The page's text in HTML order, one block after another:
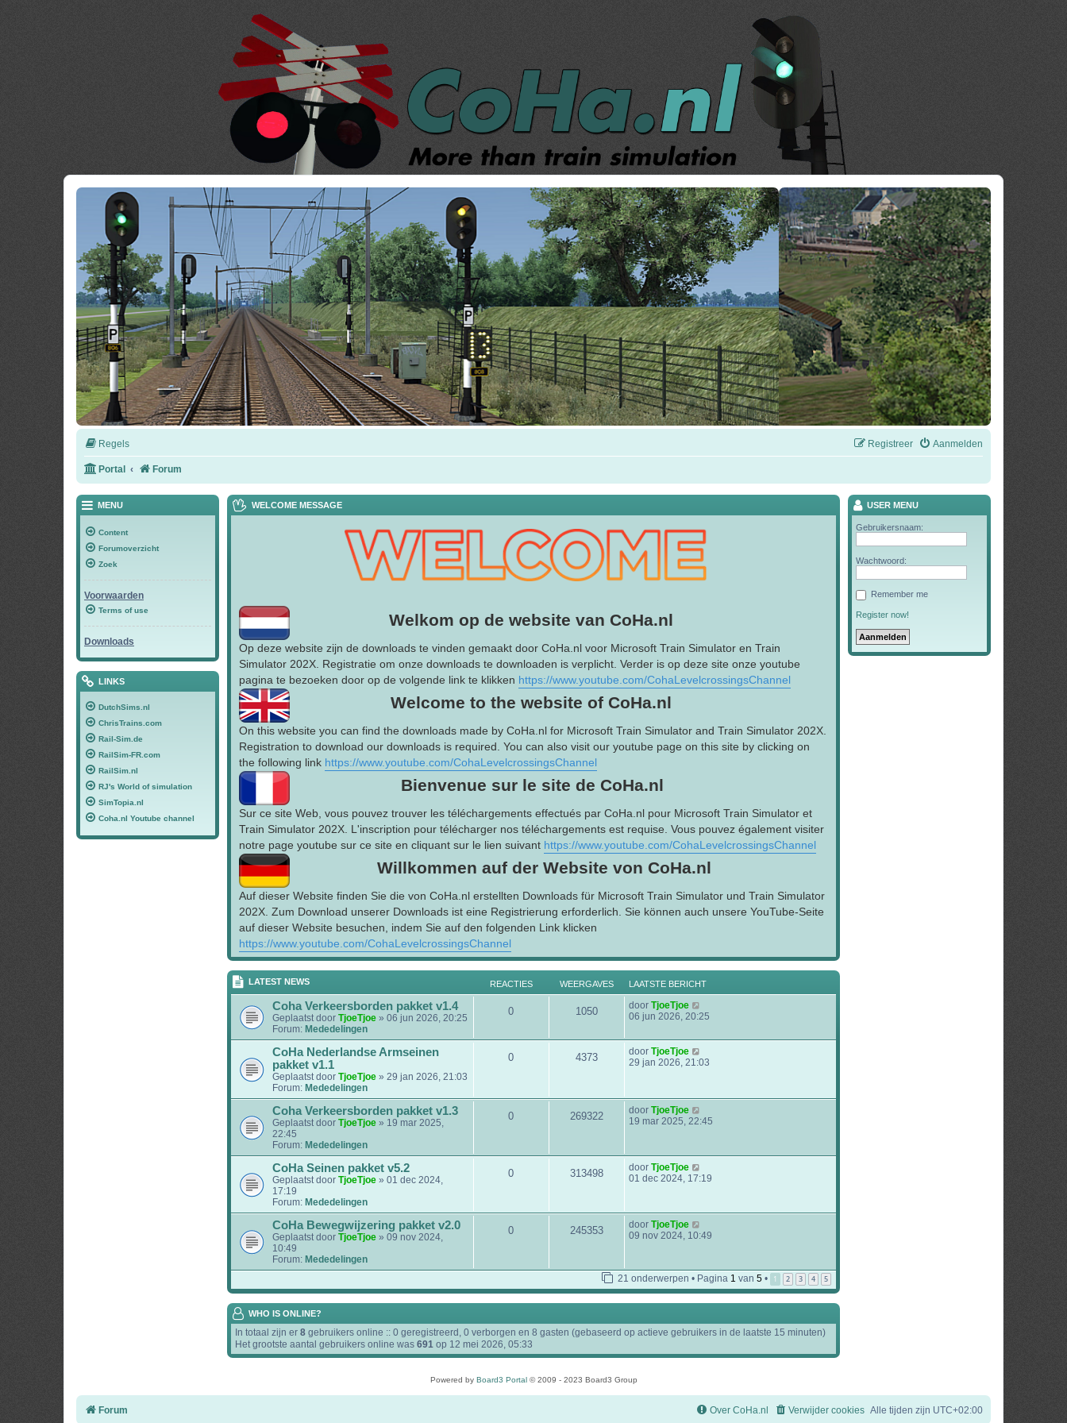
Regels Aanmelden
Registreer
Portal Forum
WELCOME MESSAGE
Welkom op de website van CoHa.nl
Op deze website zijn de downloads te vinden gemaakt door CoHa.nl voor Microsoft Train Simulator en Train
Simulator 202X. Registratie om onze downloads te downloaden is verplicht. Verder is op deze site onze youtube
pagina te bezoeken door op de volgende link te klikken https://www.youtube.com/CohaLevelcrossingsChannel
Welcome to the website of CoHa.nl
On this website you can find the downloads made by CoHa.nl for Microsoft Train Simulator and Train Simulator 202X.
Registration to download our downloads is required. You can also visit our youtube page on this site by clicking on
the following link https://www.youtube.com/CohaLevelcrossingsChannel
Bienvenue sur le site de CoHa.nl
Sur ce site Web, vous pouvez trouver les téléchargements effectués par CoHa.nl pour Microsoft Train Simulator et
Train Simulator 202X. L'inscription pour télécharger nos téléchargements est requise. Vous pouvez également visiter
notre page youtube sur ce site en cliquant sur le lien suivant https://www.youtube.com/CohaLevelcrossingsChannel
Willkommen auf der Website von CoHa.nl
Auf dieser Website finden Sie die von CoHa.nl erstellten Downloads für Microsoft Train Simulator und Train Simulator
202X. Zum Download unserer Downloads ist eine Registrierung erforderlich. Sie können auch unsere YouTube-Seite
auf dieser Website besuchen, indem Sie auf den folgenden Link klicken
https://www.youtube.com/CohaLevelcrossingsChannel
LATEST NEWS REACTIES WEERGAVES LAATSTE BERICHT
Coha Verkeersborden pakket v1.4
Geplaatst door TjoeTjoe » 06 jun 2026, 20:25
Forum: Mededelingen
0 1050 door TjoeTjoe
e
i
k
s
t
e
i
t
06 jun 2026, 20:25
CoHa Nederlandse Armseinen
pakket v1.1
Geplaatst door TjoeTjoe » 29 jan 2026, 21:03
Forum: Mededelingen
0 4373 door TjoeTjoe
e
l
t
e
r
c
29 jan 2026, 21:03
Coha Verkeersborden pakket v1.3
Geplaatst door TjoeTjoe » 19 mar 2025,
22:45
Forum: Mededelingen
0 269322 door TjoeTjoe
e
j
l
t
r
i
19 mar 2025, 22:45
CoHa Seinen pakket v5.2
Geplaatst door TjoeTjoe » 01 dec 2024,
17:19
Forum: Mededelingen
0 313498 door TjoeTjoe
e
j
l
s
t
e
r
c
01 dec 2024, 17:19
CoHa Bewegwijzering pakket v2.0
Geplaatst door TjoeTjoe » 09 nov 2024,
10:49
Forum: Mededelingen
0 245353 door TjoeTjoe
e
j
k
l
a
t
s
e
c
09 nov 2024, 10:49
21 onderwerpen • Pagina 1 van 5 • 1 2 3 4 5
WHO IS ONLINE?
In totaal zijn er 8 gebruikers online :: 0 geregistreerd, 0 verborgen en 8 gasten (gebaseerd op actieve gebruikers in de laatste 15 minuten)
Het grootste aantal gebruikers online was 691 op 12 mei 2026, 05:33
MENU
Content
Forumoverzicht
Zoek
Voorwaarden
Terms of use
Downloads
LINKS
DutchSims.nl
ChrisTrains.com
Rail-Sim.de
RailSim-FR.com
RailSim.nl
RJ's World of simulation
SimTopia.nl
Coha.nl Youtube channel
USER MENU
Gebruikersnaam:
Wachtwoord:
Remember me
Register now!
Powered by Board3 Portal © 2009 - 2023 Board3 Group
Forum Alle tijden zijn UTC+02:00
Verwijder cookies
Over CoHa.nl